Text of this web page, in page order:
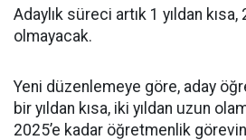
Adaylık süreci artık 1 yıldan kısa,
olmayacak.
Yeni düzenlemeye göre, aday
bir yıldan kısa, iki yıldan uzun
2025’e kadar öğretmenlik